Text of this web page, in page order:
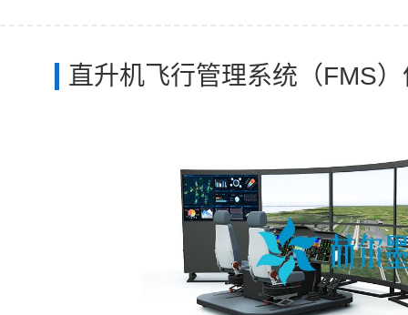
直升机飞行管理系统（FMS